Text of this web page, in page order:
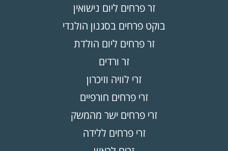
זר פרחים ליום נישואין
בוקט פרחים בסגנון הולנדי
זר פרחים ליום הולדת
זר ורדים
זרי לוויה וזיכרון
זרי פרחים חורפיים
זרי פרחים ישר מהמשק
זרי פרחים ללידה